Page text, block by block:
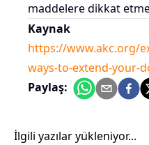
maddelere dikkat
Kaynak
https://www.akc.org/
ways-to-extend-your-
Paylaş:
İlgili yazılar yükleniyor...